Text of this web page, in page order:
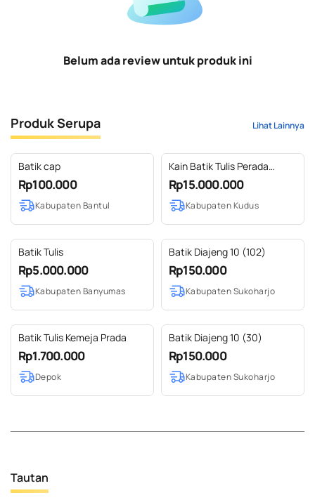
Belum ada review untuk produk ini
Produk Serupa Lihat Lainnya
Batik cap
Rp100.000
Kabupaten Bantul
Kain Batik Tulis Perada
Sarimbit
Rp15.000.000
Kabupaten Kudus
Batik Tulis
Rp5.000.000
Kabupaten Banyumas
Batik Diajeng 10 (102)
Rp150.000
Kabupaten Sukoharjo
Batik Tulis Kemeja Prada
Rp1.700.000
Depok
Batik Diajeng 10 (30)
Rp150.000
Kabupaten Sukoharjo
Tautan